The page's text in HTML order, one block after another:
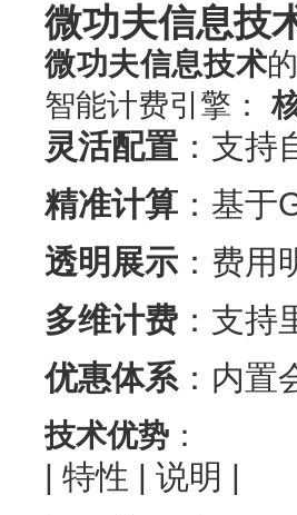
微功夫信息技
微功夫信息技术
智能计费引擎：
灵活配置 ：支
精准计算 ：基
透明展示 ：费用
多维计费 ：支
优惠体系：内置
技术优势 ：
| 特性 | 说明 |